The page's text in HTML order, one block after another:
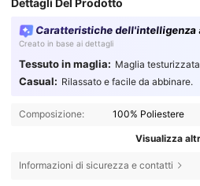
Dettagli Del Prodotto
Caratteristiche
Creato in base ai dettagli
Tessuto in maglia: Maglia
Casual: Rilassato e facile da abbinare.
Composizione: 100% Poliestere
Visualizza
Informazioni di sicurezza e contatti